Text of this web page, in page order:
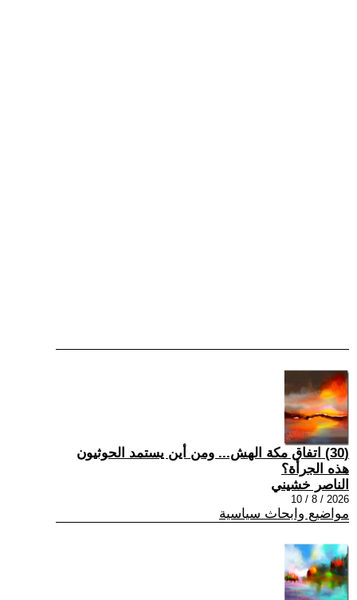
(30) اتفاق مكة الهش... ومن أين يستمد الحوثيون
هذه الجرأة؟
الناصر خشيني
2026 / 8 / 10
مواضيع وابحاث سياسية